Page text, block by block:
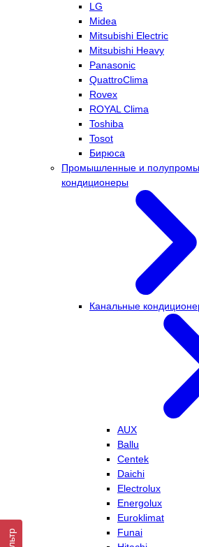
LG
Midea
Mitsubishi Electric
Mitsubishi Heavy
Panasonic
QuattroClima
Rovex
ROYAL Clima
Toshiba
Tosot
Бирюса
Промышленные и
кондиционеры
Канальные
AUX
Ballu
Centek
Daichi
Electrolux
Energolux
Euroklimat
Funai